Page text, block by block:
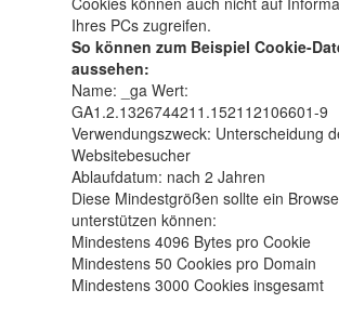
Ihres PCs zugreifen.
So können zum Beispiel Cookie-
aussehen:
Name: _ga Wert:
GA1.2.1326744211.152112106601-9
Verwendungszweck: Unterscheidung
Websitebesucher
Ablaufdatum: nach 2 Jahren
Diese Mindestgrößen sollte ein
unterstützen können:
Mindestens 4096 Bytes pro Cookie
Mindestens 50 Cookies pro Domain
Mindestens 3000 Cookies insgesamt